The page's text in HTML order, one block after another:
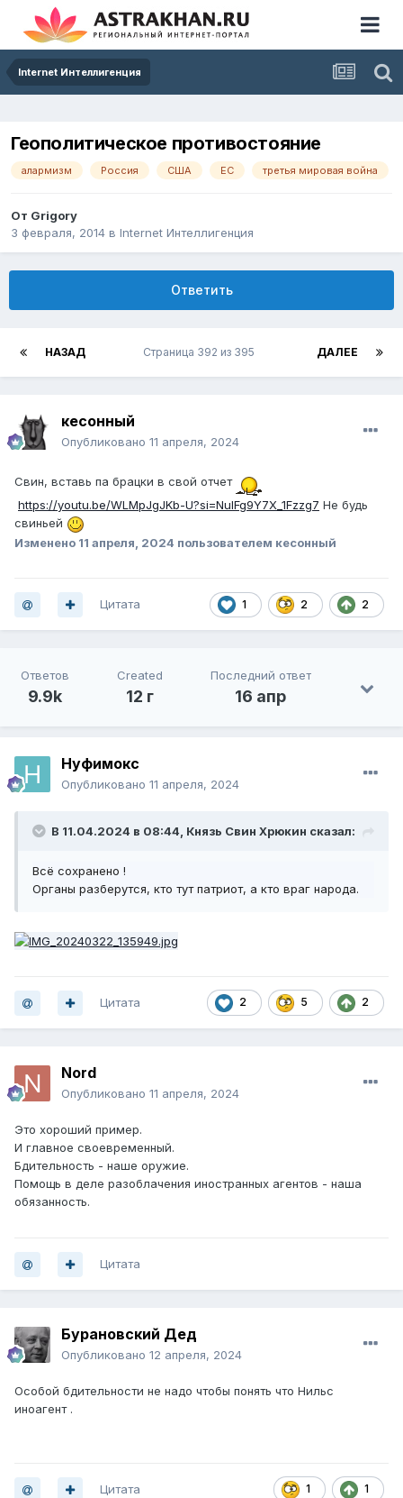
Internet Интеллигенция
Геополитическое противостояние
алармизм Россия США ЕС третья мировая война
От Grigory
3 февраля, 2014 в Internet Интеллигенция
Ответить
НАЗАД ДАЛЕЕ
Страница 392 из 395
кесонный
Опубликовано 11 апреля, 2024
Свин, вставь па брацки в свой отчет
https://youtu.be/WLMpJgJKb-U?si=NulFg9Y7X_1Fzzg7 Не будь
свиньей
Изменено 11 апреля, 2024 пользователем кесонный
1 2 2
Цитата
Ответов
9.9k
Created
12 г
Последний ответ
16 апр
Нуфимокс
Опубликовано 11 апреля, 2024
В 11.04.2024 в 08:44, Князь Свин Хрюкин сказал:
Всё сохранено !
Органы разберутся, кто тут патриот, а кто враг народа.
2 5 2
Цитата
Nord
Опубликовано 11 апреля, 2024
Это хороший пример.
И главное своевременный.
Бдительность - наше оружие.
Помощь в деле разоблачения иностранных агентов - наша
обязанность.
Цитата
Бурановский Дед
Опубликовано 12 апреля, 2024
Особой бдительности не надо чтобы понять что Нильс
иноагент .
1 1
Цитата